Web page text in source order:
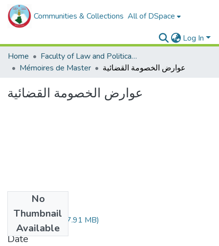
Communities & Collections All of DSpace
Log In
Home
Faculty of Law and Political Sciences _
Mémoires de Master
عوارض الخصومة القضائية
عوارض الخصومة القضائية
No
Thumbnail
Available
348.02.387.pdf (7.91 MB)
Date